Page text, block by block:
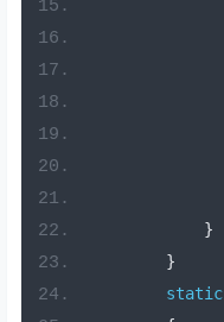
}
}
static